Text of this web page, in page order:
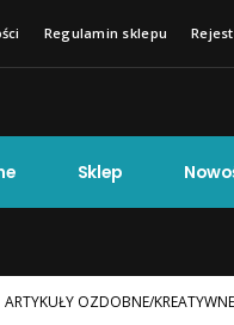
Regulamin sklepu
Sklep
ARTYKUŁY OZDOBNE/KREATYWNE